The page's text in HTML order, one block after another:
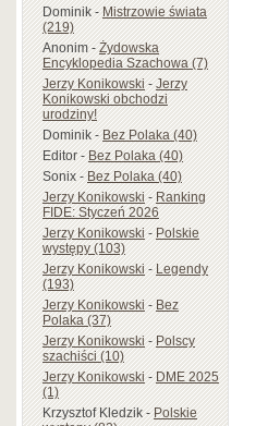
Dominik-Mistrzowie świata
(219)
Anonim-Żydowska
Encyklopedia Szachowa (7)
Jerzy Konikowski-Jerzy
Konikowski obchodzi
urodziny!
Dominik-Bez Polaka (40)
Editor-Bez Polaka (40)
Sonix-Bez Polaka (40)
Jerzy Konikowski-Ranking
FIDE: Styczeń 2026
Jerzy Konikowski-Polskie
występy (103)
Jerzy Konikowski-Legendy
(193)
Jerzy Konikowski-Bez
Polaka (37)
Jerzy Konikowski-Polscy
szachiści (10)
Jerzy Konikowski-DME 2025
(1)
Krzysztof Kledzik-Polskie